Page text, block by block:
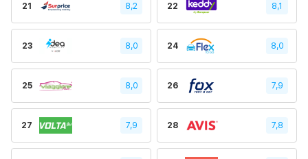
21 8,2 22 8,1
23 8,0 24 8,0
25 8,0 26 7,9
27 7,9 28 7,8